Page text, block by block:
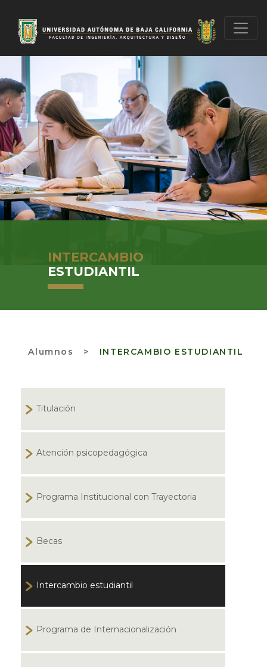
INTERCAMBIO
ESTUDIANTIL
Alumnos > INTERCAMBIO ESTUDIANTIL
Titulación
Atención psicopedagógica
Programa Institucional con Trayectoria
Becas
Intercambio estudiantil
Programa de Internacionalización